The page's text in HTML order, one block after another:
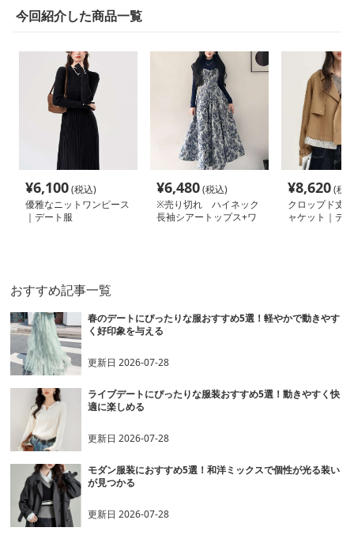
今回紹介した商品一覧
¥6,100(税込)
優雅なニットワンピース
｜デート服
¥6,480(税込)
※売り切れ ハイネック
長袖シアートップス+ワ
¥8,620(税
クロップド丈
ャケット｜デ
おすすめ記事一覧
春のデートにぴったりな服おすすめ5選！軽やかで動きやす
く好印象を与える
更新日2026-07-28
ライブデートにぴったりな服装おすすめ5選！動きやすく快
適に楽しめる
更新日2026-07-28
モダン服装におすすめ5選！和洋ミックスで個性が光る装い
が見つかる
更新日2026-07-28